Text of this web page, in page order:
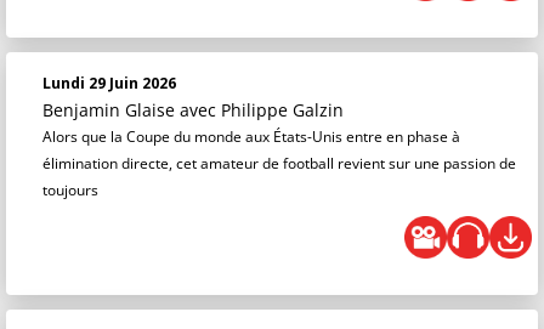
Lundi 29 Juin 2026
Benjamin Glaise avec Philippe Galzin
Alors que la Coupe du monde aux États-Unis entre en phase à
élimination directe, cet amateur de football revient sur une passion de
toujours